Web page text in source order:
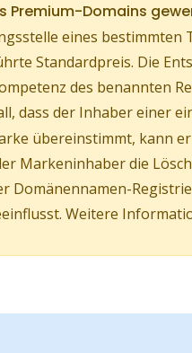
Premium-Domains
eines bestimmten
Standardpreis. Die
des benannten
dass der Inhaber einer
übereinstimmt, kann
Markeninhaber die
Domänennamen-
Weitere